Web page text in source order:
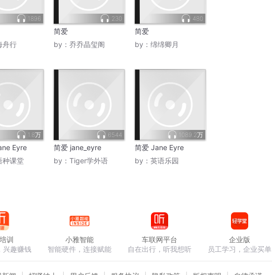
1896
舟行
230
简爱
by： 乔乔晶玺阁
480
简爱
by： 绵绵卿月
1.8万
Eyre
种课堂
6544
简爱 jane_eyre
by： Tiger学外语
1089.2万
简爱 Jane Eyre
by： 英语乐园
训
兴趣赚钱
小雅智能
智能硬件，连接赋能
车联网平台
自在出行，听我想听
企业版
员工学习，企业买单